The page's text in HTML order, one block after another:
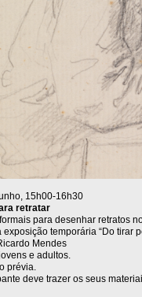
15h00-16h30
retratar
para desenhar retratos
exposição temporária “Do tirar
Mendes
e adultos.
prévia.
deve trazer os seus